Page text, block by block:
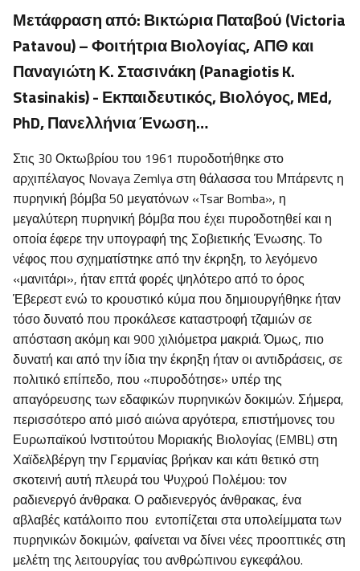
Μετάφραση από: Βικτώρια Παταβού (Victoria
Patavou) – Φοιτήτρια Βιολογίας, ΑΠΘ και
Παναγιώτη Κ. Στασινάκη (Panagiotis K.
Stasinakis) - Εκπαιδευτικός, Βιολόγος, MEd,
PhD, Πανελλήνια Ένωση…
Στις 30 Οκτωβρίου του 1961 πυροδοτήθηκε στο
αρχιπέλαγος Novaya Zemlya στη θάλασσα του Μπάρεντς η
πυρηνική βόμβα 50 μεγατόνων «Tsar Bomba», η
μεγαλύτερη πυρηνική βόμβα που έχει πυροδοτηθεί και η
οποία έφερε την υπογραφή της Σοβιετικής Ένωσης. Το
νέφος που σχηματίστηκε από την έκρηξη, το λεγόμενο
«μανιτάρι», ήταν επτά φορές ψηλότερο από το όρος
Έβερεστ ενώ το κρουστικό κύμα που δημιουργήθηκε ήταν
τόσο δυνατό που προκάλεσε καταστροφή τζαμιών σε
απόσταση ακόμη και 900 χιλιόμετρα μακριά. Όμως, πιο
δυνατή και από την ίδια την έκρηξη ήταν οι αντιδράσεις, σε
πολιτικό επίπεδο, που «πυροδότησε» υπέρ της
απαγόρευσης των εδαφικών πυρηνικών δοκιμών. Σήμερα,
περισσότερο από μισό αιώνα αργότερα, επιστήμονες του
Ευρωπαϊκού Ινστιτούτου Μοριακής Βιολογίας (EMBL) στη
Χαϊδελβέργη την Γερμανίας βρήκαν και κάτι θετικό στη
σκοτεινή αυτή πλευρά του Ψυχρού Πολέμου: τον
ραδιενεργό άνθρακα. Ο ραδιενεργός άνθρακας, ένα
αβλαβές κατάλοιπο που εντοπίζεται στα υπολείμματα των
πυρηνικών δοκιμών, φαίνεται να δίνει νέες προοπτικές στη
μελέτη της λειτουργίας του ανθρώπινου εγκεφάλου.